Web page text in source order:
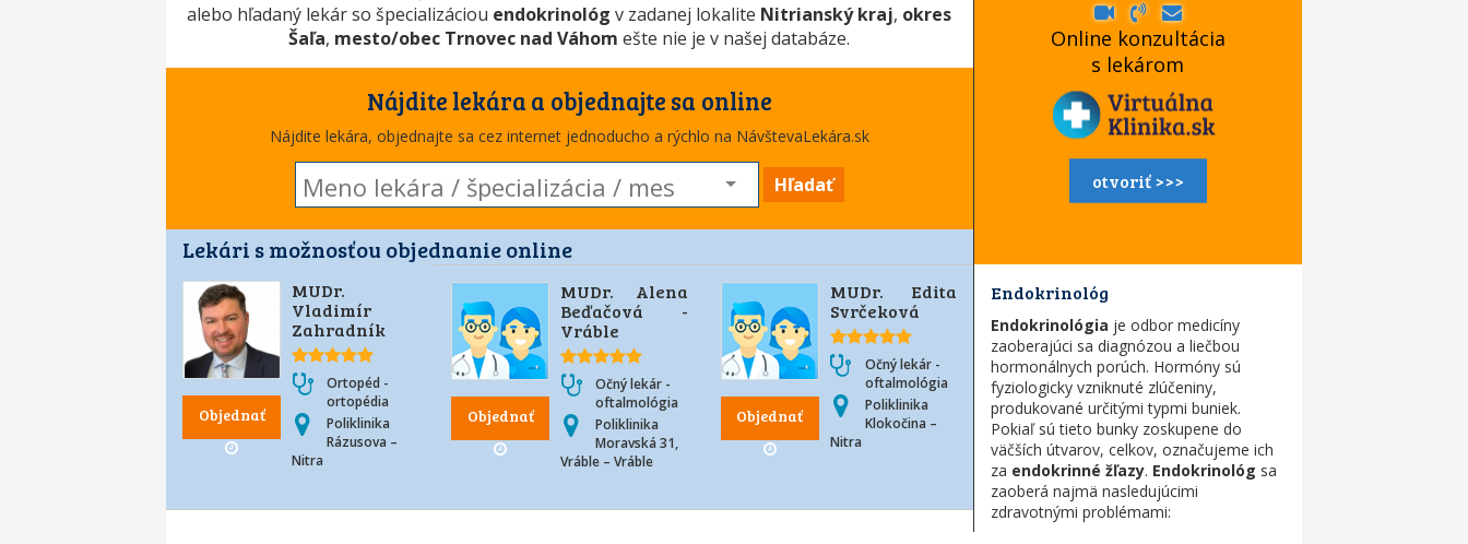
alebo hľadaný lekár so špecializáciou endokrinológ v zadanej lokalite Nitrianský kraj, okres
Šaľa, mesto/obec Trnovec nad Váhom ešte nie je v našej databáze.
Nájdite lekára a objednajte sa online
Nájdite lekára, objednajte sa cez internet jednoducho a rýchlo na NávštevaLekára.sk
Hľadať
Lekári s možnosťou objednanie online
Objednať
MUDr.
Vladimír
Zahradník
Ortopéd -
ortopédia
Poliklinika
Rázusova –
Nitra
Objednať
MUDr. Alena
Beďačová -
Vráble
Očný lekár -
oftalmológia
Poliklinika
Moravská 31,
Vráble – Vráble
Objednať
MUDr. Edita
Svrčeková
Očný lekár -
oftalmológia
Poliklinika
Klokočina –
Nitra
Online konzultácia
s lekárom
otvoriť >>>
Endokrinológ
Endokrinológia je odbor medicíny
zaoberajúci sa diagnózou a liečbou
hormonálnych porúch. Hormóny sú
fyziologicky vzniknuté zlúčeniny,
produkované určitými typmi buniek.
Pokiaľ sú tieto bunky zoskupene do
väčších útvarov, celkov, označujeme ich
za endokrinné žľazy. Endokrinológ sa
zaoberá najmä nasledujúcimi
zdravotnými problémami: